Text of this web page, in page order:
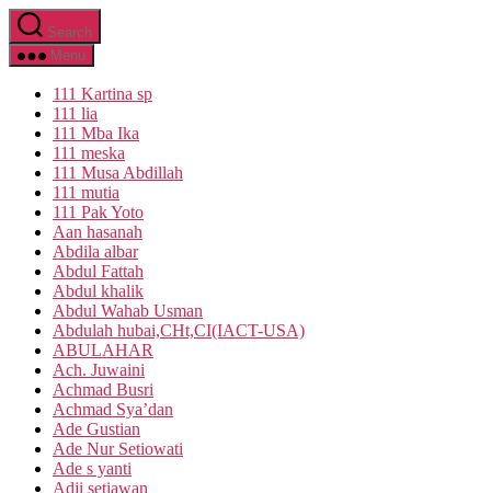
Skip
to
the
Search
Menu
111 Kartina sp
111 lia
111 Mba Ika
111 meska
111 Musa Abdillah
111 mutia
111 Pak Yoto
Aan hasanah
Abdila albar
Abdul Fattah
Abdul khalik
Abdul Wahab Usman
Abdulah hubai,CHt,CI(IACT-USA)
ABULAHAR
Ach. Juwaini
Achmad Busri
Achmad Sya’dan
Ade Gustian
Ade Nur Setiowati
Ade s yanti
Adji setiawan